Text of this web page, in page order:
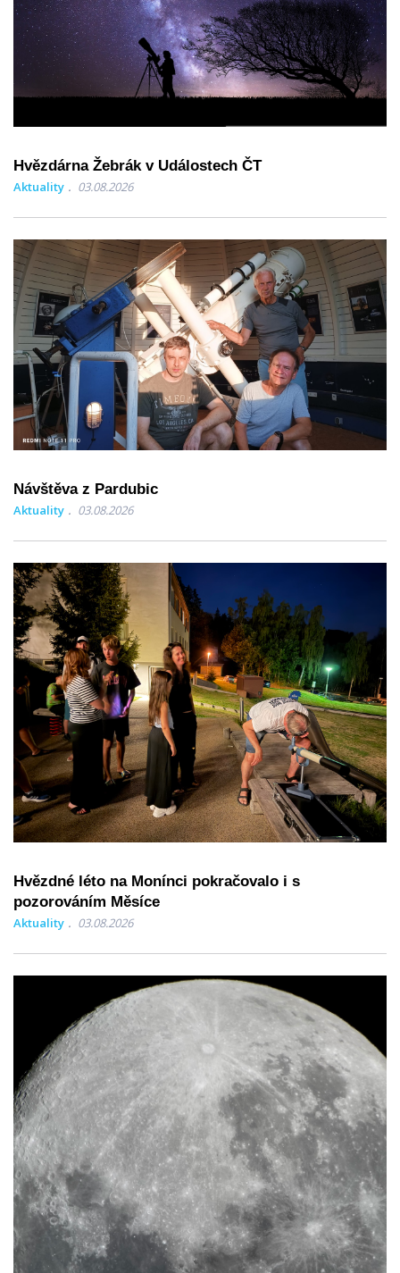
Hvězdárna Žebrák v Událostech ČT
Aktuality 03.08.2026
Návštěva z Pardubic
Aktuality 03.08.2026
Hvězdné léto na Monínci pokračovalo i s
pozorováním Měsíce
Aktuality 03.08.2026